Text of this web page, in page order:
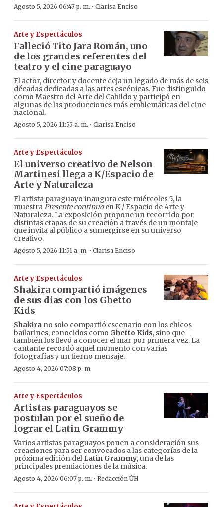
Agosto 5, 2026 06:47 p. m. · Clarisa Enciso
Arte y Espectáculos
Falleció Tito Jara Román, uno
de los grandes referentes del
teatro y el cine paraguayo
El actor, director y docente deja un legado de más de seis
décadas dedicadas a las artes escénicas. Fue distinguido
como Maestro del Arte del Cabildo y participó en
algunas de las producciones más emblemáticas del cine
nacional.
Agosto 5, 2026 11:55 a. m. · Clarisa Enciso
Arte y Espectáculos
El universo creativo de Nelson
Martinesi llega a K/Espacio de
Arte y Naturaleza
El artista paraguayo inaugura este miércoles 5, la
muestraPresente continuoen K / Espacio de Arte y
Naturaleza. La exposición propone un recorrido por
distintas etapas de su creación a través de un montaje
que invita al público a sumergirse en su universo
creativo.
Agosto 5, 2026 11:51 a. m. · Clarisa Enciso
Arte y Espectáculos
Shakira compartió imágenes
de sus dias con los Ghetto
Kids
Shakira no solo compartió escenario con los chicos
bailarines, conocidos como Ghetto Kids, sino que
también los llevó a conocer el mar por primera vez. La
cantante recordó aquel momento con varias
fotografías y un tierno mensaje.
Agosto 4, 2026 07:08 p. m.
Arte y Espectáculos
Artistas paraguayos se
postulan por el sueño de
lograr el Latin Grammy
Varios artistas paraguayos ponen a consideración sus
creaciones para ser convocados a las categorías de la
próxima edición del Latin Grammy, una de las
principales premiaciones de la música.
Agosto 4, 2026 06:07 p. m. · Redacción ÚH